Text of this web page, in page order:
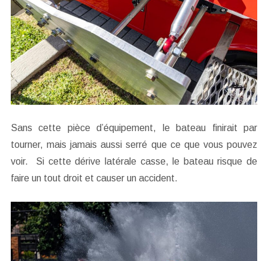
Sans cette pièce d’équipement, le bateau finirait par
tourner, mais jamais aussi serré que ce que vous pouvez
voir. Si cette dérive latérale casse, le bateau risque de
faire un tout droit et causer un accident.